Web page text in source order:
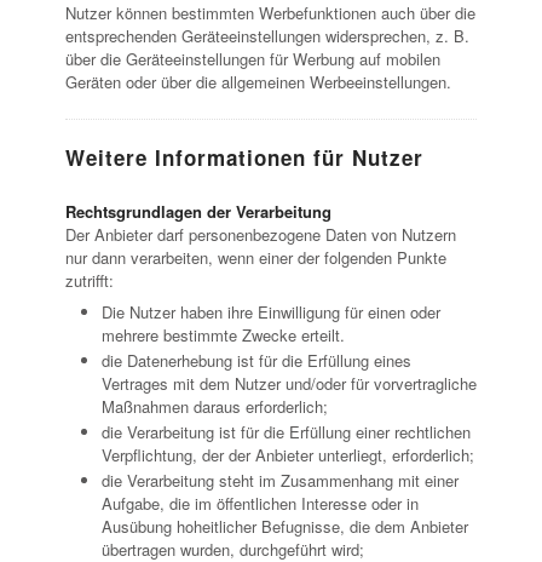
Nutzer können bestimmten Werbefunktionen auch über die
entsprechenden Geräteeinstellungen widersprechen, z. B.
über die Geräteeinstellungen für Werbung auf mobilen
Geräten oder über die allgemeinen Werbeeinstellungen.
Weitere Informationen für Nutzer
Rechtsgrundlagen der Verarbeitung
Der Anbieter darf personenbezogene Daten von Nutzern
nur dann verarbeiten, wenn einer der folgenden Punkte
zutrifft:
Die Nutzer haben ihre Einwilligung für einen oder
mehrere bestimmte Zwecke erteilt.
die Datenerhebung ist für die Erfüllung eines
Vertrages mit dem Nutzer und/oder für vorvertragliche
Maßnahmen daraus erforderlich;
die Verarbeitung ist für die Erfüllung einer rechtlichen
Verpflichtung, der der Anbieter unterliegt, erforderlich;
die Verarbeitung steht im Zusammenhang mit einer
Aufgabe, die im öffentlichen Interesse oder in
Ausübung hoheitlicher Befugnisse, die dem Anbieter
übertragen wurden, durchgeführt wird;